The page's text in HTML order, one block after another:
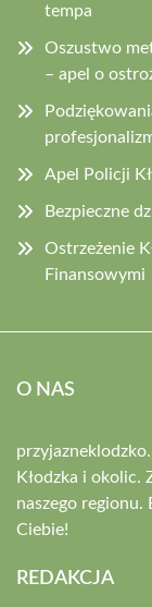
tempa
Oszustwo
– apel o
Apel Policji
Bezpieczne
Ostrzeżenie
Finansowymi
O NAS
Kłodzka i okolic.
naszego regionu.
Ciebie!
REDAKCJA